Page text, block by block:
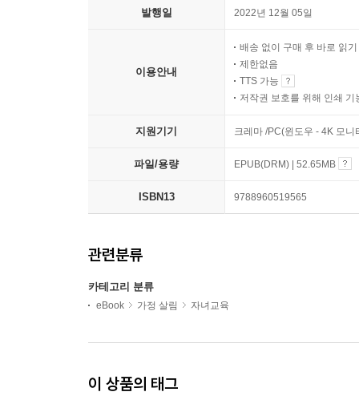
발행일 2022년 12월 05일
이용안내
배송 없이 구매 후 바로 읽기
제한없음
TTS 가능
저작권 보호를 위해 인쇄 기
지원기기 크레마 /PC(윈도우 - 4K 모
파일/용량 EPUB(DRM) | 52.65MB
ISBN13 9788960519565
관련분류
카테고리 분류
eBook 가정 살림 자녀교육
이 상품의 태그